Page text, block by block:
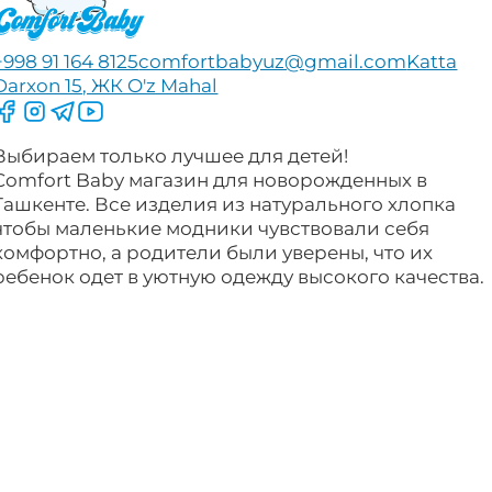
91 164 8125comfortbabyuz@gmail.comKatta
15, ЖК O'z Mahal
за нами на Facebook
Следите за нами в Instagram
Следите за нами в Telegram
Следите за нами в YouTube
только лучшее для детей!
Baby магазин для новорожденных в
Все изделия из натурального хлопка
маленькие модники чувствовали себя
а родители были уверены, что их
одет в уютную одежду высокого качества.